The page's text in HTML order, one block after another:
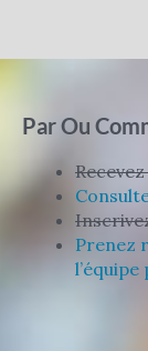
Par Ou
Prenez